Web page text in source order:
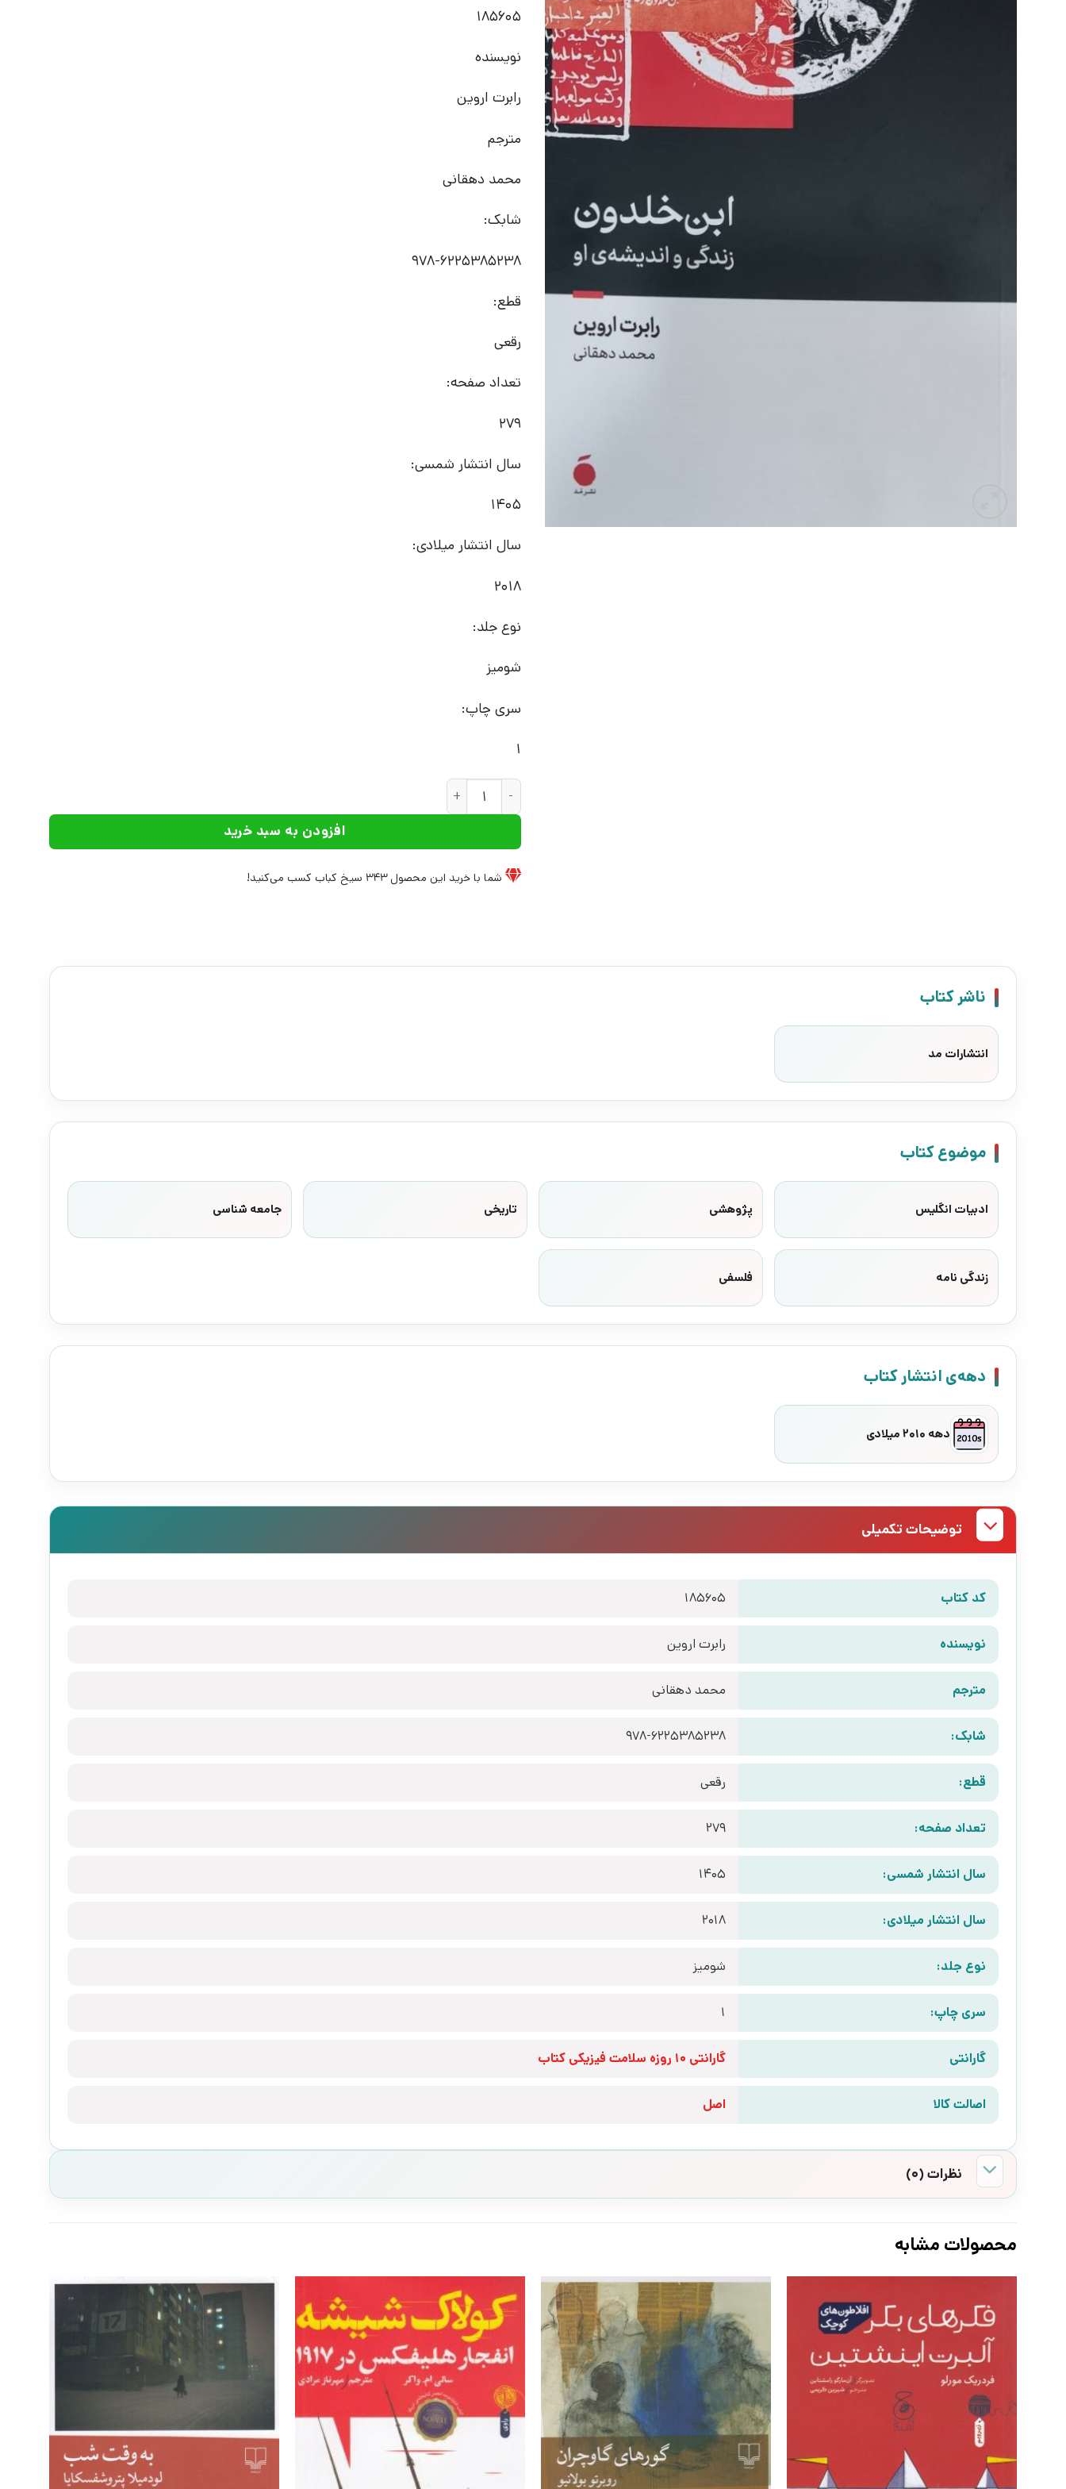
185605
نویسنده
رابرت اروین
مترجم
محمد دهقانی
شابک:
978-6225385238
قطع:
رقعی
تعداد صفحه:
279
سال انتشار شمسی:
1405
سال انتشار میلادی:
2018
نوع جلد:
شومیز
سری چاپ:
1
کتاب ابن خلدون | انتشارات مد عدد
افزودن به سبد خرید
شما با خرید این محصول343 سیخ کباب کسب می‌کنید!
ناشر کتاب
انتشارات مد
موضوع کتاب
ادبیات انگلیس پژوهشی تاریخی جامعه شناسی
زندگی نامه فلسفی
دهه‌ی انتشار کتاب
دهه 2010 میلادی
توضیحات تکمیلی
کد کتاب 185605
نویسنده رابرت اروین
مترجم محمد دهقانی
شابک: 978-6225385238
قطع: رقعی
تعداد صفحه: 279
سال انتشار شمسی: 1405
سال انتشار میلادی: 2018
نوع جلد: شومیز
سری چاپ: 1
گارانتی گارانتی 10 روزه سلامت فیزیکی کتاب
اصالت کالا اصل
نظرات (0)
محصولات مشابه